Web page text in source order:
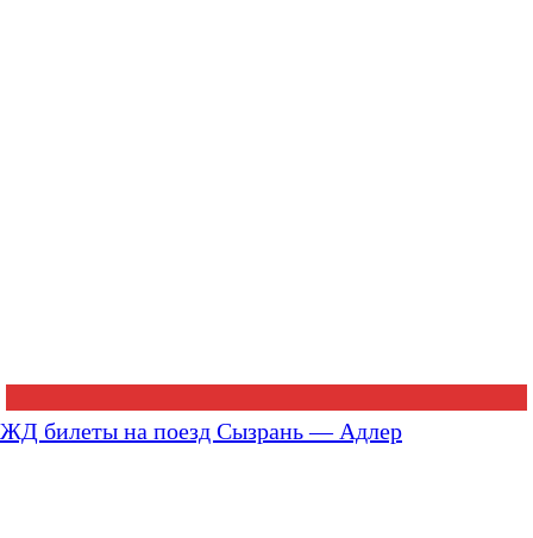
ЖД билеты на поезд Сызрань — Адлер